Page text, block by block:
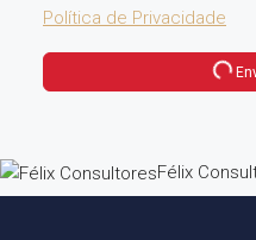
Política de Privacidade
Félix